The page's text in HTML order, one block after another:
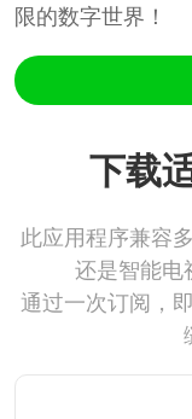
限的数字世界！
下载
此应用程序兼容
还是智能电
通过一次订阅，